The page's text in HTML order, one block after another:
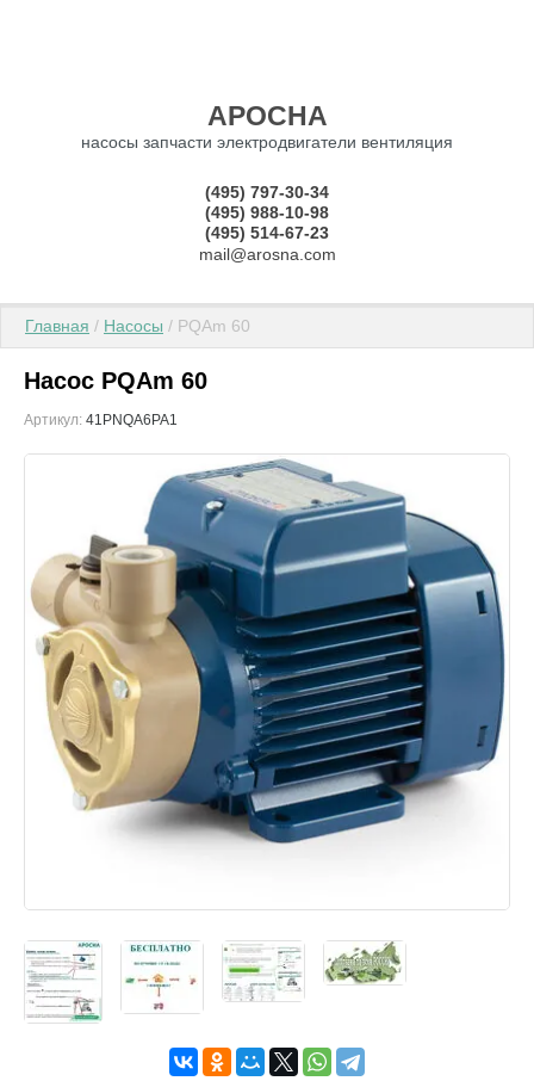
АРОСНА
насосы запчасти электродвигатели вентиляция
(495) 797-30-34
(495) 988-10-98
(495) 514-67-23
mail@arosna.com
Главная / Насосы / PQAm 60
Насос PQAm 60
Артикул: 41PNQA6PA1